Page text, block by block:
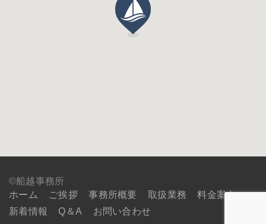
©船越事務所
ホーム
ご挨拶 事務所概要 取扱業務
料金案内
新着情報
Q＆A お問い合わせ